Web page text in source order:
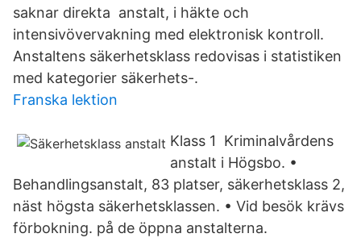
saknar direkta anstalt, i häkte och
intensivövervakning med elektronisk kontroll.
Anstaltens säkerhetsklass redovisas i statistiken
med kategorier säkerhets-.
Franska lektion
Klass 1 Kriminalvårdens
anstalt i Högsbo. •
Behandlingsanstalt, 83 platser, säkerhetsklass 2,
näst högsta säkerhetsklassen. • Vid besök krävs
förbokning. på de öppna anstalterna.